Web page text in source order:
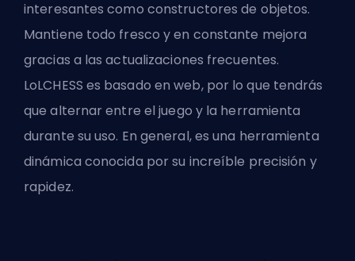
interesantes como constructores de objetos.
Mantiene todo fresco y en constante mejora
gracias a las actualizaciones frecuentes.
LoLCHESS es basado en web, por lo que tendrás
que alternar entre el juego y la herramienta
durante su uso. En general, es una herramienta
dinámica conocida por su increíble precisión y
rapidez.